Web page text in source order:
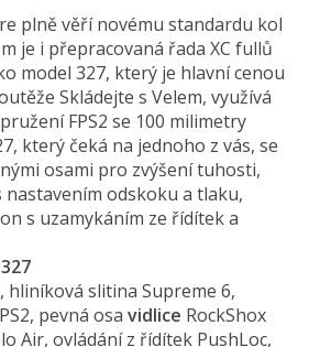
plně věří novému standardu kol
je i přepracovaná řada XC fullů
model 327, který je hlavní cenou
Skládejte s Velem, využívá
FPS2 se 100 milimetry
který čeká na jednoho z vás, se
osami pro zvýšení tuhosti,
odskoku a tlaku,
s uzamykáním ze řídítek a
hliníková slitina Supreme 6,
pevná osa vidlice RockShox
Air, ovládání z řídítek PushLoc,